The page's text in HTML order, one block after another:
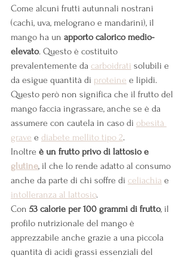
Come alcuni frutti autunnali nostrani
(cachi, uva, melograno e mandarini), il
mango ha un apporto calorico medio-
elevato. Questo è costituito
prevalentemente da carboidrati solubili e
da esigue quantità di proteine e lipidi.
Questo però non significa che il frutto del
mango faccia ingrassare, anche se è da
assumere con cautela in caso di obesità
grave e diabete mellito tipo 2.
Inoltre è un frutto privo di lattosio e
glutine, il che lo rende adatto al consumo
anche da parte di chi soffre di celiachia e
intolleranza al lattosio.
Con 53 calorie per 100 grammi di frutto, il
profilo nutrizionale del mango è
apprezzabile anche grazie a una piccola
quantità di acidi grassi essenziali del